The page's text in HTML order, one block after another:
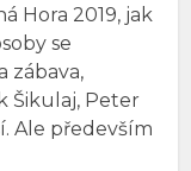
Hora 2019, jak
se
zábava,
Šikulaj, Peter
Ale především